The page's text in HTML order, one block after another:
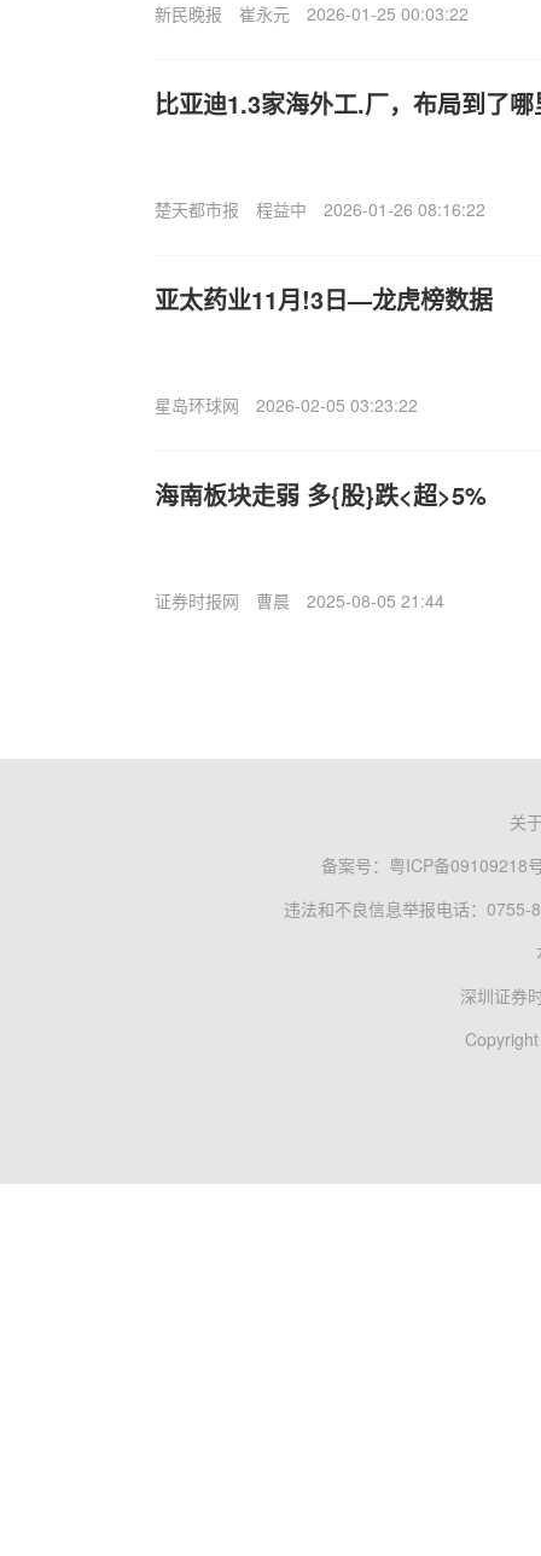
新民晚报 崔永元 2026-01-25 00:03:22
比亚迪1.3家海外工.厂，布局到了哪
楚天都市报 程益中 2026-01-26 08:16:22
亚太药业11月!3日—龙虎榜数据
星岛环球网 2026-02-05 03:23:22
海南板块走弱 多{股}跌<超>5%
证券时报网 曹晨 2025-08-05 21:44
关
备案号： 粤ICP备09109218
违法和不良信息举报电话：0755-
深圳证券